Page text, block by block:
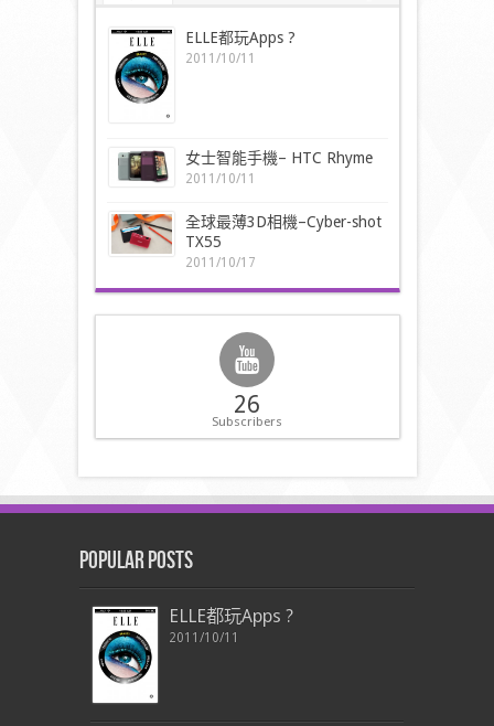
ELLE都玩Apps ?
2011/10/11
女士智能手機– HTC Rhyme
2011/10/11
全球最薄3D相機–Cyber-shot
TX55
2011/10/17
26
Subscribers
Popular Posts
ELLE都玩Apps ?
2011/10/11